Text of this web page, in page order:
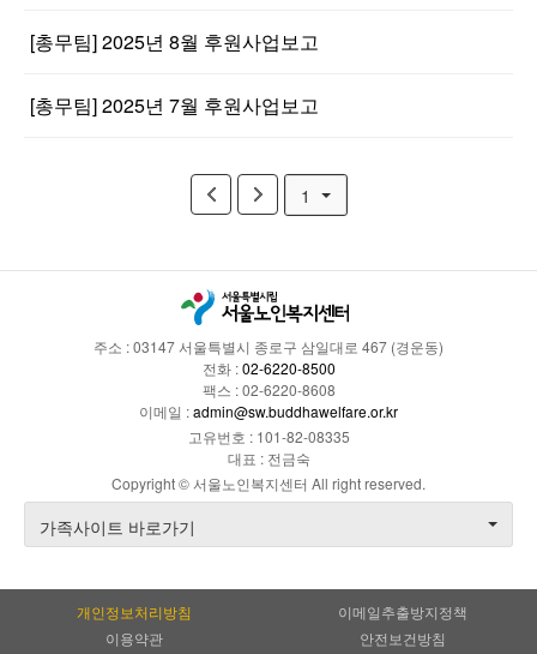
[총무팀] 2025년 8월 후원사업보고
[총무팀] 2025년 7월 후원사업보고
1
주소 : 03147 서울특별시 종로구 삼일대로 467 (경운동)
전화 :02-6220-8500
팩스 : 02-6220-8608
이메일 :admin@sw.buddhawelfare.or.kr
고유번호 : 101-82-08335
대표 : 전금숙
Copyright © 서울노인복지센터 All right reserved.
가족사이트 바로가기
개인정보처리방침
이메일추출방지정책
이용약관
안전보건방침